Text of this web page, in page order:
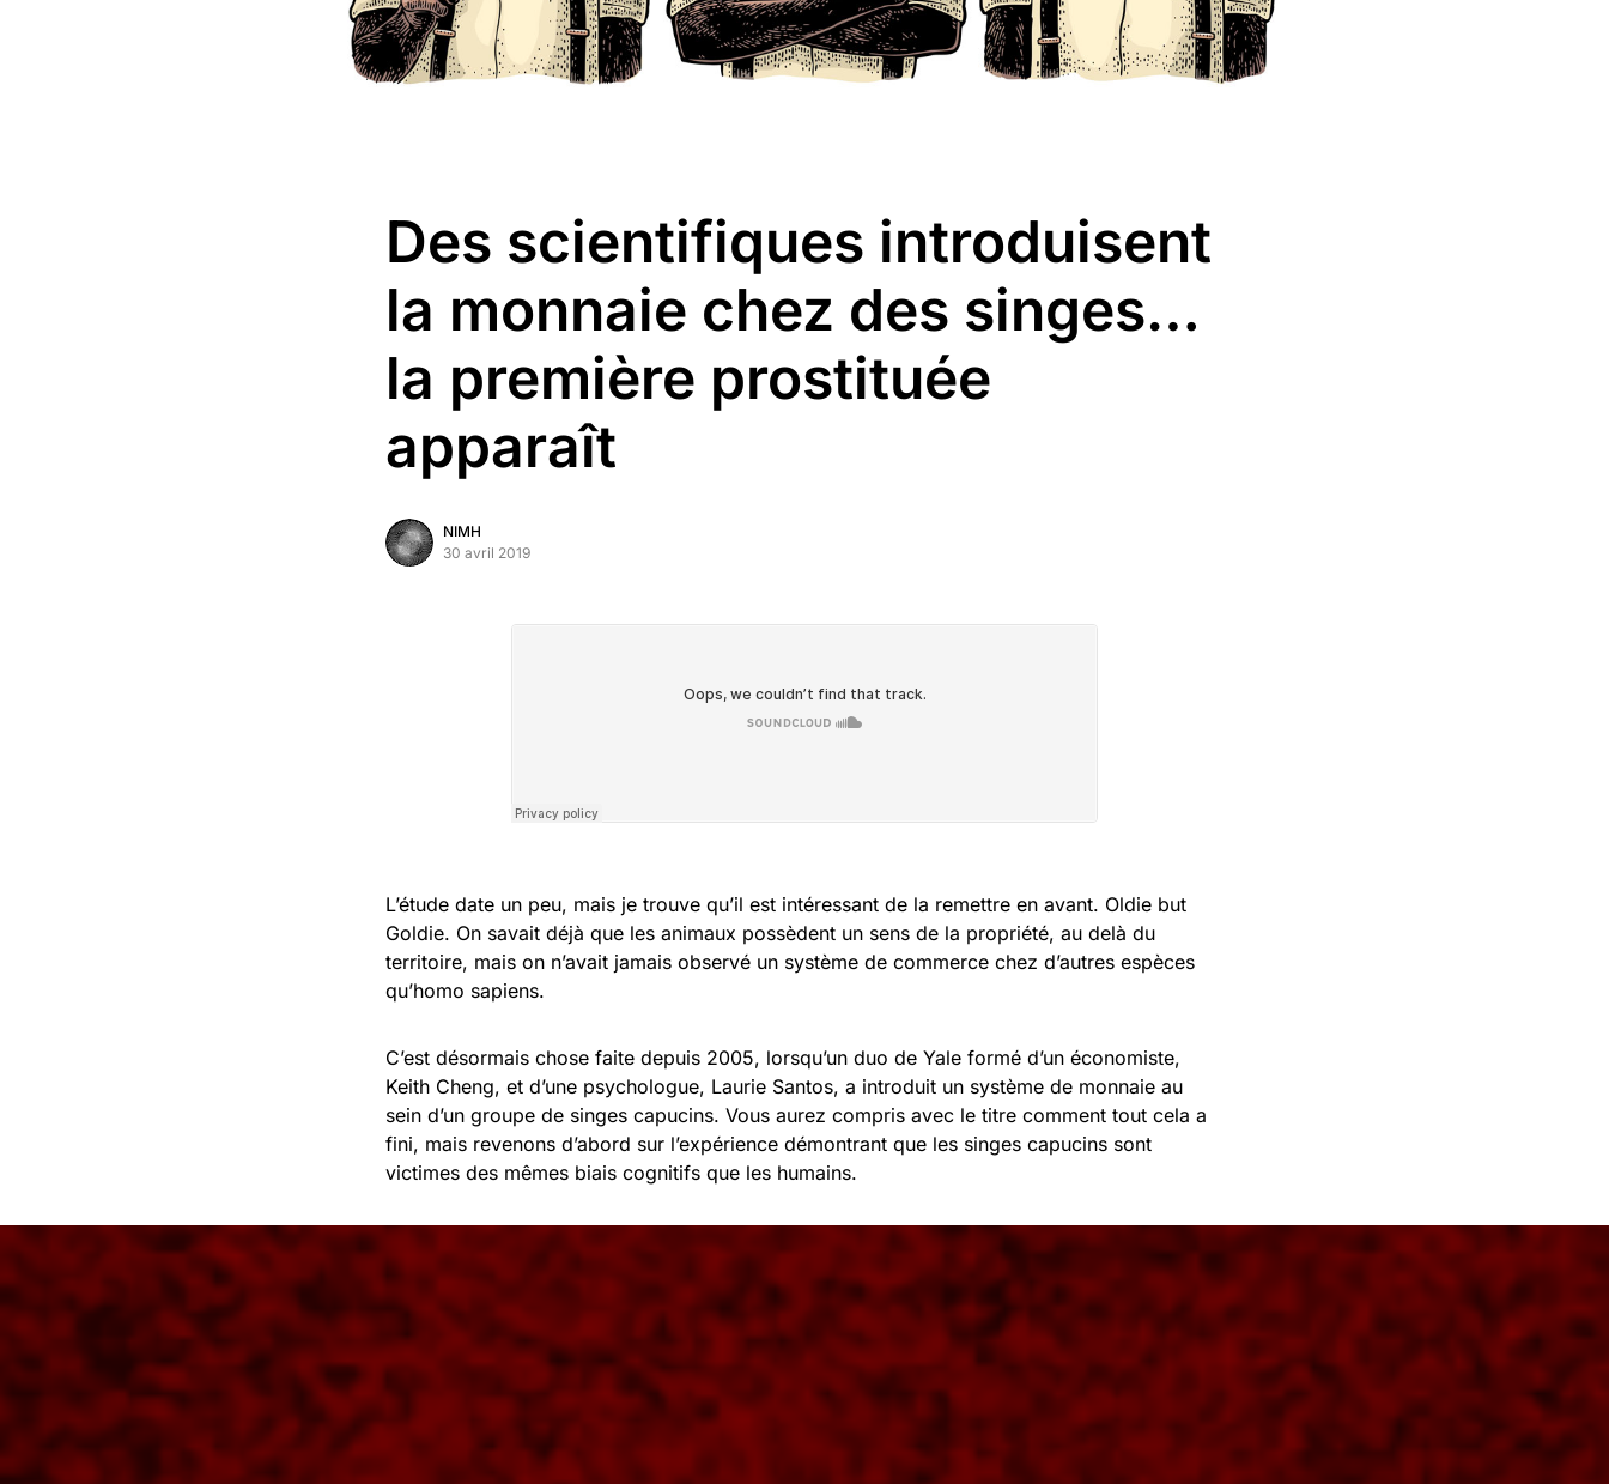
Des scientifiques introduisent
la monnaie chez des singes…
la première prostituée
apparaît
NIMH
30 avril 2019
L’étude date un peu, mais je trouve qu’il est intéressant de la remettre en avant. Oldie but
Goldie. On savait déjà que les animaux possèdent un sens de la propriété, au delà du
territoire, mais on n’avait jamais observé un système de commerce chez d’autres espèces
qu’homo sapiens.
C’est désormais chose faite depuis 2005, lorsqu’un duo de Yale formé d’un économiste,
Keith Cheng, et d’une psychologue, Laurie Santos, a introduit un système de monnaie au
sein d’un groupe de singes capucins. Vous aurez compris avec le titre comment tout cela a
fini, mais revenons d’abord sur l’expérience démontrant que les singes capucins sont
victimes des mêmes biais cognitifs que les humains.